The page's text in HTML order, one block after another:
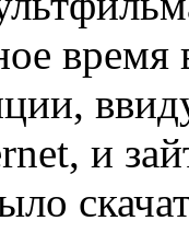
время
и